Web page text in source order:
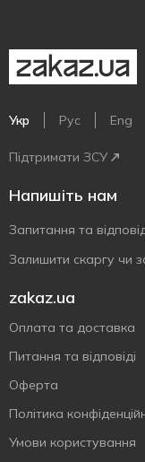
Укр Рус Eng
Підтримати ЗСУ
Напишіть нам
Запитання та
Залишити скаргу чи
zakaz.ua
Оплата та доставка
Питання та відповіді
Оферта
Політика
Умови користування